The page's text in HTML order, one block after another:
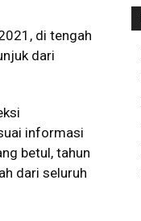
di tengah
dari
informasi
betul, tahun
dari seluruh